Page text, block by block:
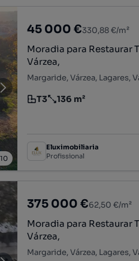
10
45 000 €330,88 €/m²
Moradia para Restaurar
Várzea,
Margaride, Várzea, Lagares,
Tipologia
T3
Preço por metro quadrado
136 m²
Eluximobiliaria
Profissional
375 000 €62,50 €/m²
Moradia para Restaurar
Várzea,
Margaride, Várzea, Lagares,